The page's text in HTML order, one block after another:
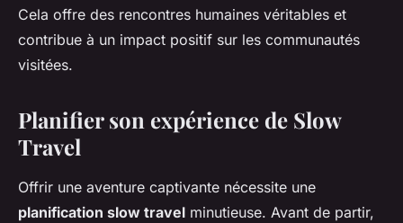
Cela offre des rencontres humaines véritables et
contribue à un impact positif sur les communautés
visitées.
Planifier son expérience de Slow
Travel
Offrir une aventure captivante nécessite une
planification slow travel minutieuse. Avant de partir,